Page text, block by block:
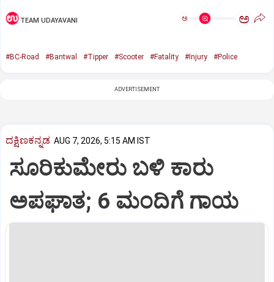
TEAM UDAYAVANI ಅ ಅ
#BC-Road #Bantwal #Tipper #Scooter #Fatality #Injury #Police
ADVERTISEMENT
ದಕ್ಷಿಣಕನ್ನಡ AUG 7, 2026, 5:15 AM IST
ಸೂರಿಕುಮೇರು ಬಳಿ ಕಾರು
ಅಪಘಾತ; 6 ಮಂದಿಗೆ ಗಾಯ